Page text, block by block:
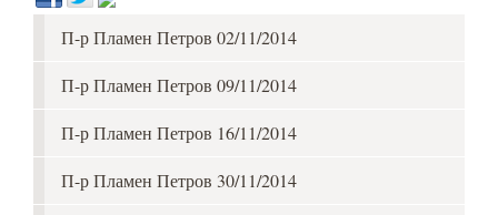
П-р Пламен Петров 02/11/2014
П-р Пламен Петров 09/11/2014
П-р Пламен Петров 16/11/2014
П-р Пламен Петров 30/11/2014